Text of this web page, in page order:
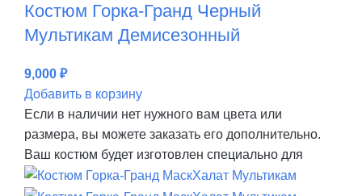
Костюм Горка-Гранд Черный
Мультикам Демисезонный
9,000 ₽
Добавить в корзину
Если в наличии нет нужного вам цвета или
размера, вы можете заказать его дополнительно.
Ваш костюм будет изготовлен специально для